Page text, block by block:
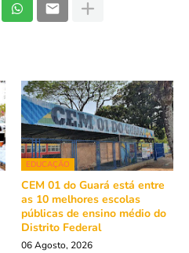
EDUCAÇÃO
CEM 01 do Guará está entre
as 10 melhores escolas
públicas de ensino médio do
Distrito Federal
06 Agosto, 2026